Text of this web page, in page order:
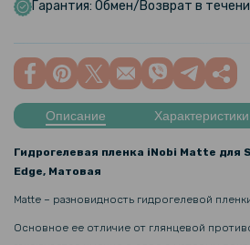
Чехол-накладка Armor Case with Card
S23 Ultra
849 грн
999 грн
Чехол-кошелек CaseMe Retro Leather
Ultra
Чехол GKK Leather Soft Shell для
Гарантия: Обмен/Возврат в
Описание Характеристики
Гидрогелевая пленка iNobi Matte для
Edge, Матовая
Matte – разновидность гидрогелевой
Основное ее отличие от глянцевой